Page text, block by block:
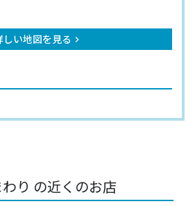
しい地図を見る keyboard_arrow_right
り の近くのお店